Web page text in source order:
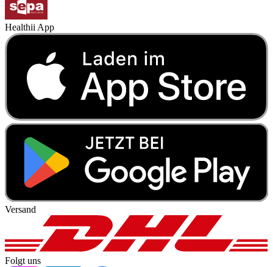
Healthii App
Versand
Folgt uns